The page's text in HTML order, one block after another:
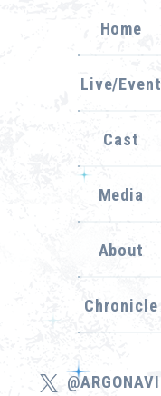
Home
Live/Event
Cast
Media
About
Chronicle